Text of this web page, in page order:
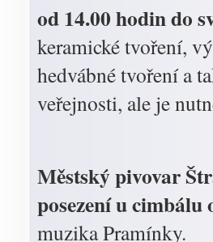
od 14.00 hodin do
keramické tvoření,
hedvábné tvoření a
veřejnosti, ale je
Městský pivovar
posezení u
muzika Pramínky.